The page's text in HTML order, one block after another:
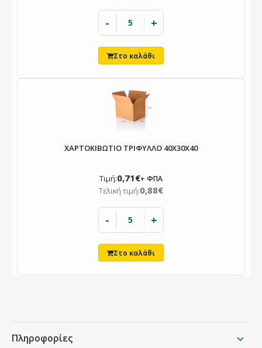
- +
ΧΑΡΤΟΚΙΒΩΤΙΟ ΤΡΙΦΥΛΛΟ 40X30X40
Τιμή:0,71€+ ΦΠΑ
Τελική τιμή:0,88€
- +
Πληροφορίες